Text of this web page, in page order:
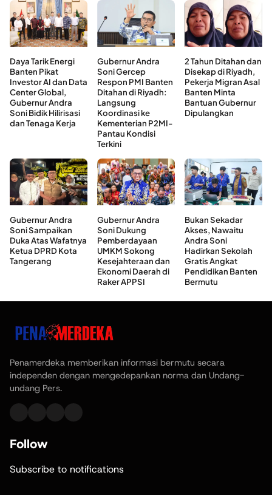
Daya Tarik Energi
Banten Pikat
Investor AI dan Data
Center Global,
Gubernur Andra
Soni Bidik Hilirisasi
dan Tenaga Kerja
Gubernur Andra
Soni Gercep
Respon PMI Banten
Ditahan di Riyadh:
Langsung
Koordinasi ke
Kementerian P2MI-
Pantau Kondisi
Terkini
2 Tahun Ditahan dan
Disekap di Riyadh,
Pekerja Migran Asal
Banten Minta
Bantuan Gubernur
Dipulangkan
Gubernur Andra
Soni Sampaikan
Duka Atas Wafatnya
Ketua DPRD Kota
Tangerang
Gubernur Andra
Soni Dukung
Pemberdayaan
UMKM Sokong
Kesejahteraan dan
Ekonomi Daerah di
Raker APPSI
Bukan Sekadar
Akses, Nawaitu
Andra Soni
Hadirkan Sekolah
Gratis Angkat
Pendidikan Banten
Bermutu
Penamerdeka memberikan informasi bermutu secara
independen dengan mengedepankan norma dan Undang-
undang Pers.
Follow
Subscribe to notifications